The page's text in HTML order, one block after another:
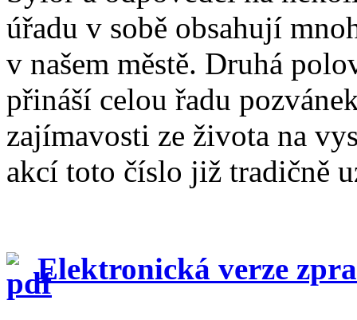
úřadu v sobě obsahují
v našem městě. Druhá
přináší celou řadu
zajímavosti ze života na
akcí toto číslo již tradičně
Elektronická verze